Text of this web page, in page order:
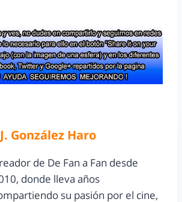
González Haro
de De Fan a Fan desde
donde lleva años
su pasión por el cine,